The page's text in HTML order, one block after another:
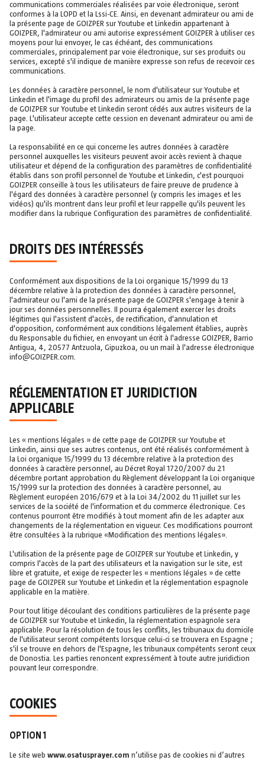
communications commerciales réalisées par voie électronique, seront
conformes à la LOPD et la Lssi-CE. Ainsi, en devenant admirateur ou ami de
la présente page de GOIZPER sur Youtube et Linkedin appartenant à
GOIZPER, l'admirateur ou ami autorise expressément GOIZPER à utiliser ces
moyens pour lui envoyer, le cas échéant, des communications
commerciales, principalement par voie électronique, sur ses produits ou
services, excepté s'il indique de manière expresse son refus de recevoir ces
communications.
Les données à caractère personnel, le nom d'utilisateur sur Youtube et
Linkedin et l'image du profil des admirateurs ou amis de la présente page
de GOIZPER sur Youtube et Linkedin seront cédés aux autres visiteurs de la
page. L'utilisateur accepte cette cession en devenant admirateur ou ami de
la page.
La responsabilité en ce qui concerne les autres données à caractère
personnel auxquelles les visiteurs peuvent avoir accès revient à chaque
utilisateur et dépend de la configuration des paramètres de confidentialité
établis dans son profil personnel de Youtube et Linkedin, c'est pourquoi
GOIZPER conseille à tous les utilisateurs de faire preuve de prudence à
l'égard des données à caractère personnel (y compris les images et les
vidéos) qu'ils montrent dans leur profil et leur rappelle qu'ils peuvent les
modifier dans la rubrique Configuration des paramètres de confidentialité.
DROITS DES INTÉRESSÉS
Conformément aux dispositions de la Loi organique 15/1999 du 13
décembre relative à la protection des données à caractère personnel,
l'admirateur ou l'ami de la présente page de GOIZPER s'engage à tenir à
jour ses données personnelles. Il pourra également exercer les droits
légitimes qui l'assistent d'accès, de rectification, d'annulation et
d'opposition, conformément aux conditions légalement établies, auprès
du Responsable du fichier, en envoyant un écrit à l'adresse GOIZPER, Barrio
Antigua, 4, 20577 Antzuola, Gipuzkoa, ou un mail à l'adresse électronique
info@GOIZPER.com.
RÉGLEMENTATION ET JURIDICTION
APPLICABLE
Les « mentions légales » de cette page de GOIZPER sur Youtube et
Linkedin, ainsi que ses autres contenus, ont été réalisés conformément à
la Loi organique 15/1999 du 13 décembre relative à la protection des
données à caractère personnel, au Décret Royal 1720/2007 du 21
décembre portant approbation du Règlement développant la Loi organique
15/1999 sur la protection des données à caractère personnel, au
Règlement européen 2016/679 et à la Loi 34/2002 du 11 juillet sur les
services de la société de l'information et du commerce électronique. Ces
contenus pourront être modifiés à tout moment afin de les adapter aux
changements de la réglementation en vigueur. Ces modifications pourront
être consultées à la rubrique «Modification des mentions légales».
L'utilisation de la présente page de GOIZPER sur Youtube et Linkedin, y
compris l'accès de la part des utilisateurs et la navigation sur le site, est
libre et gratuite, et exige de respecter les « mentions légales » de cette
page de GOIZPER sur Youtube et Linkedin et la réglementation espagnole
applicable en la matière.
Pour tout litige découlant des conditions particulières de la présente page
de GOIZPER sur Youtube et Linkedin, la réglementation espagnole sera
applicable. Pour la résolution de tous les conflits, les tribunaux du domicile
de l'utilisateur seront compétents lorsque celui-ci se trouvera en Espagne ;
s'il se trouve en dehors de l'Espagne, les tribunaux compétents seront ceux
de Donostia. Les parties renoncent expressément à toute autre juridiction
pouvant leur correspondre.
COOKIES
OPTION 1
Le site web www.osatusprayer.com n’utilise pas de cookies ni d’autres